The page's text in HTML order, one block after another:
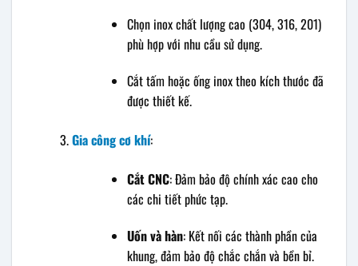
Chọn inox chất lượng cao (304, 316, 201)
phù hợp với nhu cầu sử dụng.
Cắt tấm hoặc ống inox theo kích thước đã
được thiết kế.
Gia công cơ khí:
Cắt CNC: Đảm bảo độ chính xác cao cho
các chi tiết phức tạp.
Uốn và hàn: Kết nối các thành phần của
khung, đảm bảo độ chắc chắn và bền bỉ.